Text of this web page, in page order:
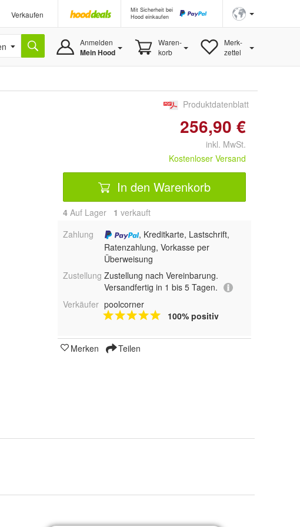
Verkaufen
Mit Sicherheit bei
Hood einkaufen
Anmelden
Mein Hood
Waren-
korb
Merk-
zettel
Produktdatenblatt
256,90 €
inkl. MwSt.
Kostenloser Versand
In den Warenkorb
4 Auf Lager 1 verkauft
Zahlung
, Kreditkarte, Lastschrift,
Ratenzahlung, Vorkasse per
Überweisung
Zustellung Zustellung nach Vereinbarung.
Versandfertig in 1 bis 5 Tagen.
Verkäufer poolcorner
100% positiv
Merken Teilen